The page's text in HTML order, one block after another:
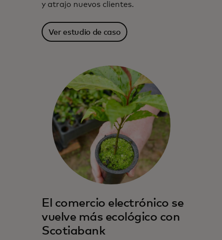
y atrajo nuevos clientes.
Ver estudio de caso
El comercio electrónico se
vuelve más ecológico con
Scotiabank